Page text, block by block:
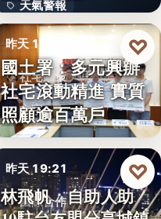
天氣警報
文字
昨天 19:26
社宅政策
文字
國土署：多元興辦
社宅滾動精進 實質
照顧逾百萬戶
♡
昨天 19:21
國際合作
林飛帆：自助人助
♡